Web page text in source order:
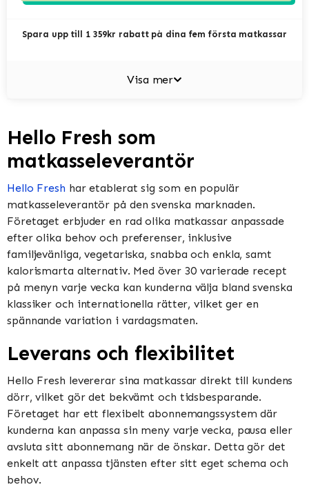
Spara upp till 1 359kr rabatt på dina fem första matkassar
Visa mer
Hello Fresh som
matkasseleverantör
Hello Fresh har etablerat sig som en populär
matkasseleverantör på den svenska marknaden.
Företaget erbjuder en rad olika matkassar anpassade
efter olika behov och preferenser, inklusive
familjevänliga, vegetariska, snabba och enkla, samt
kalorismarta alternativ. Med över 30 varierade recept
på menyn varje vecka kan kunderna välja bland svenska
klassiker och internationella rätter, vilket ger en
spännande variation i vardagsmaten.
Leverans och flexibilitet
Hello Fresh levererar sina matkassar direkt till kundens
dörr, vilket gör det bekvämt och tidsbesparande.
Företaget har ett flexibelt abonnemangssystem där
kunderna kan anpassa sin meny varje vecka, pausa eller
avsluta sitt abonnemang när de önskar. Detta gör det
enkelt att anpassa tjänsten efter sitt eget schema och
behov.